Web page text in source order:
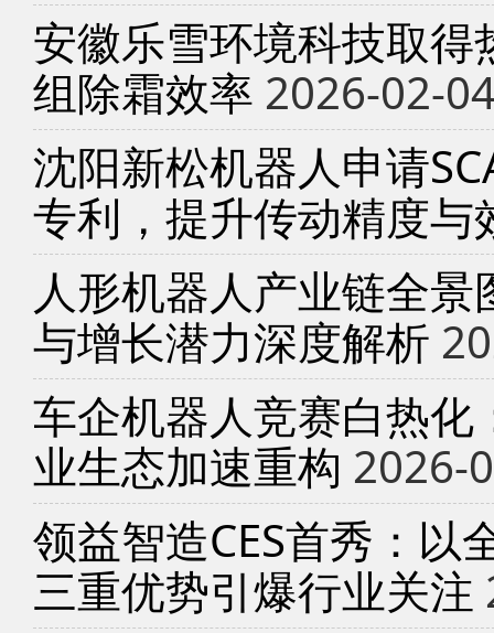
安徽乐雪环境科技取
组除霜效率 2026-02-
沈阳新松机器人申请
专利，提升传动精度与
人形机器人产业链全
与增长潜力深度解析
车企机器人竞赛白热
业生态加速重构 2026-
领益智造CES首秀：以
三重优势引爆行业关注